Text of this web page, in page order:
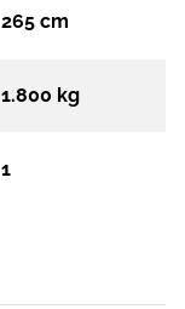
265 cm
1.800 kg
1